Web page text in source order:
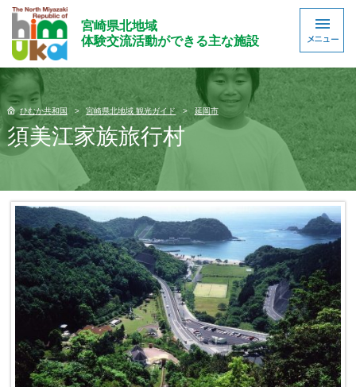
宮崎県北地域
体験交流活動ができる主な施設
ひむか共和国 宮崎県北地域 観光ガイド 延岡市
須美江家族旅行村